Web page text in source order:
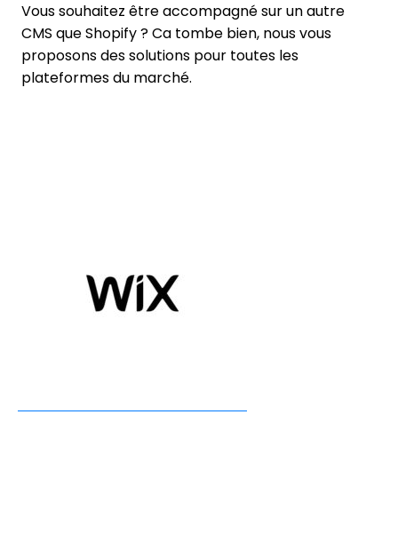
Vous souhaitez être accompagné sur un autre
CMS que Shopify ? Ca tombe bien, nous vous
proposons des solutions pour toutes les
plateformes du marché.